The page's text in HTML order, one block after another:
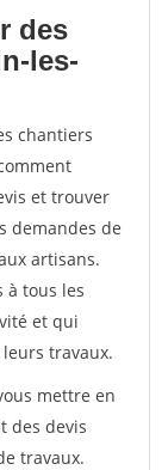
des
les-
chantiers
et trouver
demandes de
artisans.
à tous les
et qui
travaux.
mettre en
des devis
travaux.